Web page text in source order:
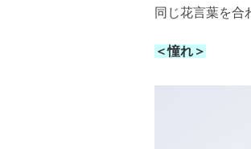
同じ花言葉を合
＜憧れ＞